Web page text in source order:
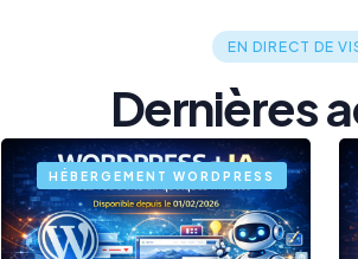
EN DIRECT DE
Dernières
HÉBERGEMENT WORDPRESS